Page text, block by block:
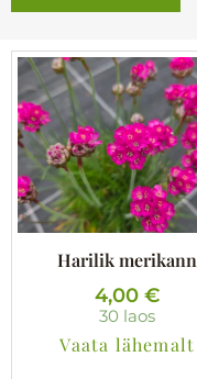
Harilik merikann
4,00€
30 laos
Vaata lähemalt